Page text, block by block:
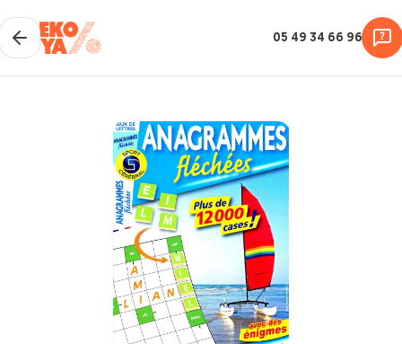
05 49 34 66 96